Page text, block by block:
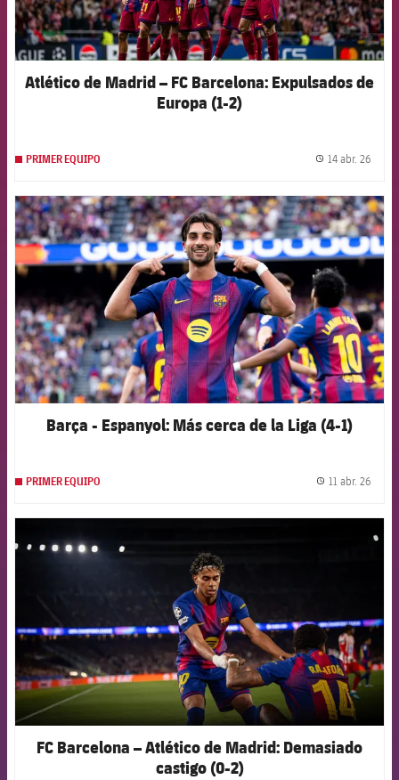
Atlético de Madrid – FC Barcelona: Expulsados de
Europa (1-2)
PRIMER EQUIPO 14 abr. 26
FCB Barcelona badge
Barça - Espanyol: Más cerca de la Liga (4-1)
PRIMER EQUIPO 11 abr. 26
FC Barcelona – Atlético de Madrid: Demasiado
castigo (0-2)